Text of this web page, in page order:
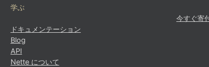
学ぶ
ドキュメンテーション
Blog
API
Nette について
今すぐ寄